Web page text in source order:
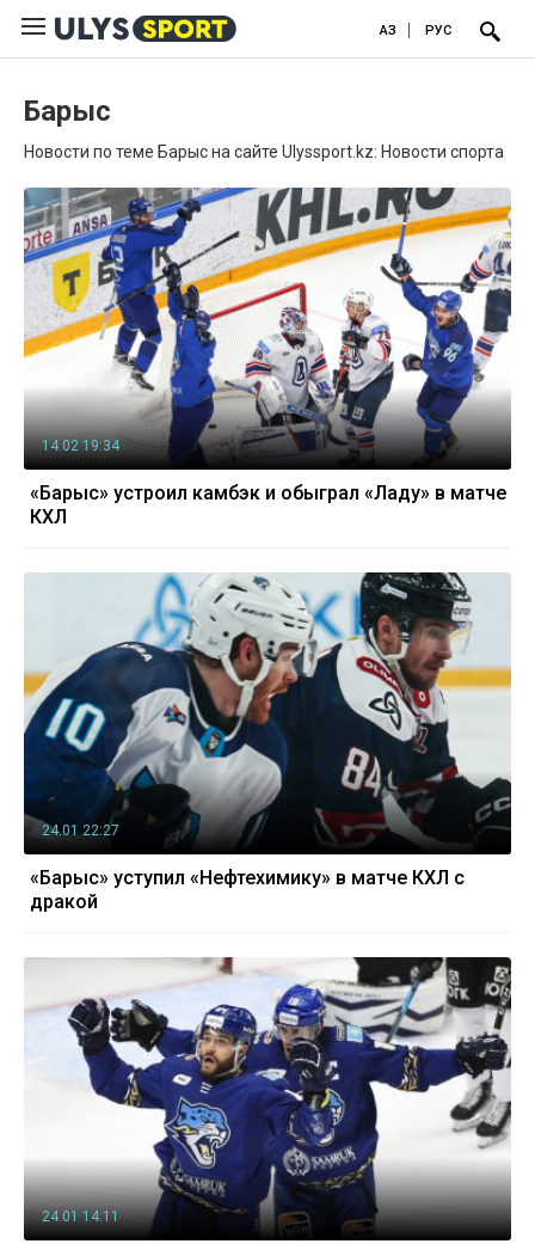
ҚАЗ РУС
Барыс
Новости по теме Барыс на сайте Ulyssport.kz: Новости спорта
14.02 19:34
«Барыс» устроил камбэк и обыграл «Ладу» в матче
КХЛ
24.01 22:27
«Барыс» уступил «Нефтехимику» в матче КХЛ с
дракой
24.01 14:11